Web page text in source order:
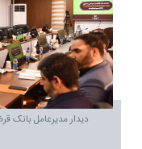
دیدار مدیرعامل بانک